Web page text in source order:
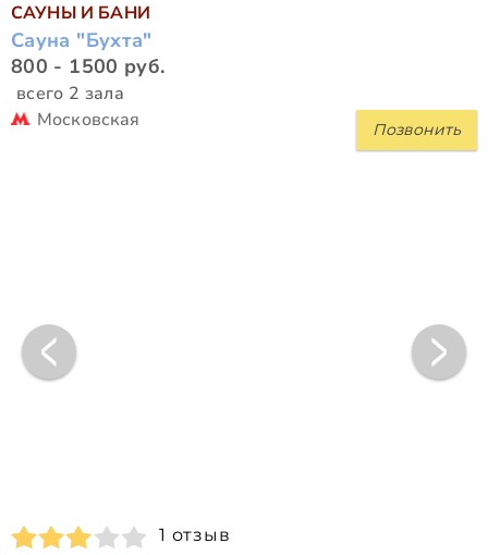
САУНЫ И БАНИ
Сауна "Бухта"
800 - 1500 руб.
всего 2 зала
Позвонить
Московская
1 отзыв